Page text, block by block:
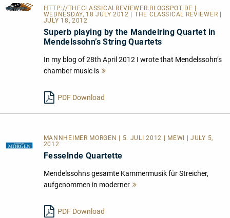
HTTP://THECLASSICALREVIEWER.BLOGSPOT.DE |
WEDNESDAY, 18 JULY 2012 | THE CLASSICAL REVIEWER |
JULY 18, 2012
Superb playing by the Mandelring Quartet in
Mendelssohn’s String Quartets
In my blog of 28th April 2012 I wrote that Mendelssohn’s
chamber music is
PDF Download
MANNHEIMER MORGEN | 5. JULI 2012 | MEWI | JULY 5,
2012
Fesselnde Quartette
Mendelssohns gesamte Kammermusik für Streicher,
aufgenommen in moderner
PDF Download